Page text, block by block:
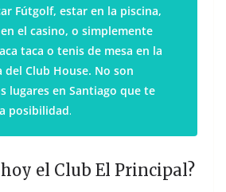
Fútgolf, estar en la piscina,
el casino, o simplemente
taca o tenis de mesa en la
del Club House. No son
lugares en Santiago que te
posibilidad.
hoy el Club El Principal?